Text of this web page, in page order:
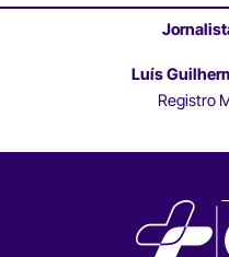
Luís
Registro